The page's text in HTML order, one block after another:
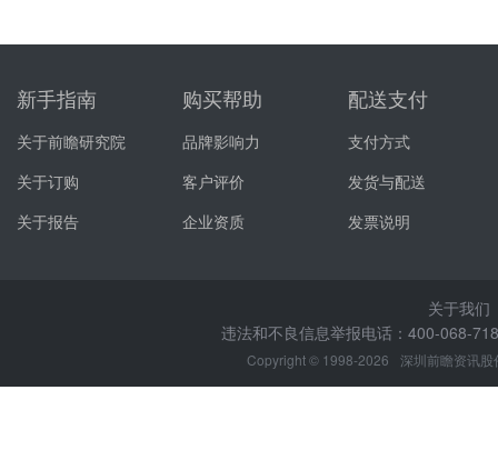
新手指南
关于前瞻研究院
关于订购
关于报告
购买帮助
品牌影响力
客户评价
企业资质
配送支付
支付方式
发货与配送
发票说明
关于我们
违法和不良信息举报电话：400-068-
Copyright © 1998-2026 深圳前瞻资讯股